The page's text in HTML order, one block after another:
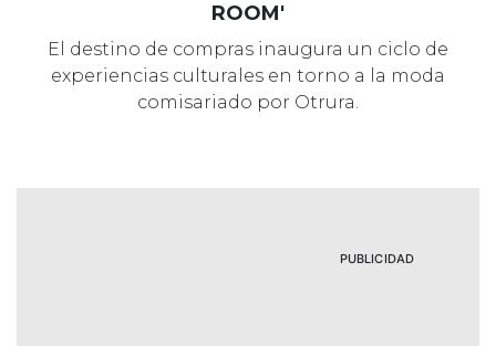
ROOM'
El destino de compras inaugura un ciclo de
experiencias culturales en torno a la moda
comisariado por Otrura.
PUBLICIDAD